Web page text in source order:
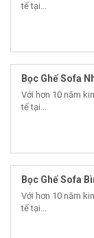
tế tại...
Bọc Ghế Sofa
Với hơn 10 năm
tế tại...
Bọc Ghế Sofa
Với hơn 10 năm
tế tại...